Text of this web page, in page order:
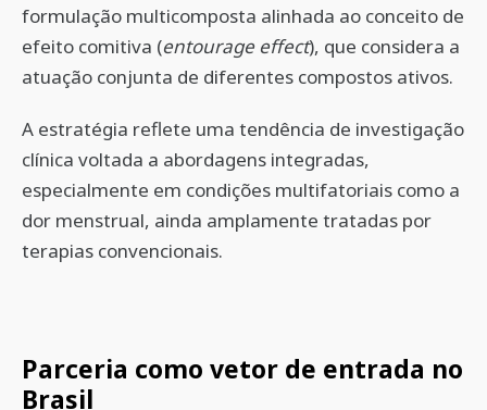
formulação multicomposta alinhada ao conceito de
efeito comitiva (entourage effect), que considera a
atuação conjunta de diferentes compostos ativos.
A estratégia reflete uma tendência de investigação
clínica voltada a abordagens integradas,
especialmente em condições multifatoriais como a
dor menstrual, ainda amplamente tratadas por
terapias convencionais.
Parceria como vetor de entrada no
Brasil